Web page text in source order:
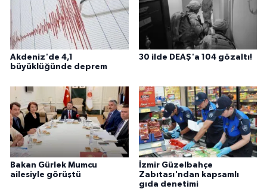
Akdeniz'de 4,1
büyüklüğünde deprem
30 ilde DEAŞ'a 104 gözaltı!
Bakan Gürlek Mumcu
ailesiyle görüştü
İzmir Güzelbahçe
Zabıtası'ndan kapsamlı
gıda denetimi